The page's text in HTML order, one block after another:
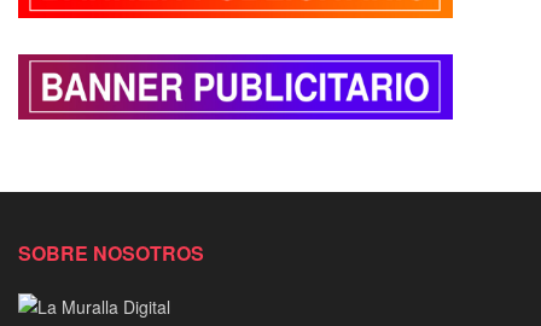
SOBRE NOSOTROS